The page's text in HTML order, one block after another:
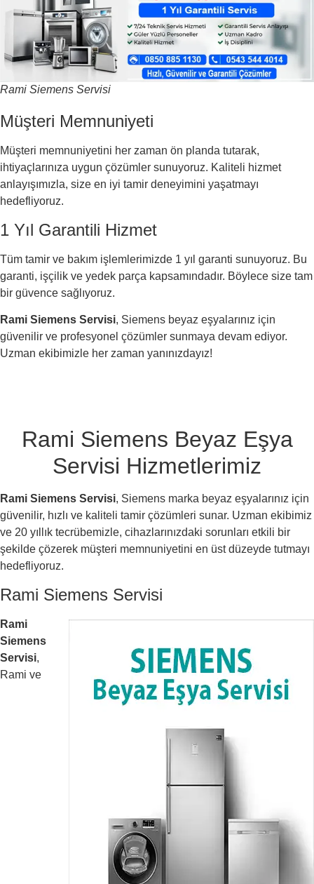
Rami Siemens Servisi
Müşteri Memnuniyeti
Müşteri memnuniyetini her zaman ön planda tutarak,
ihtiyaçlarınıza uygun çözümler sunuyoruz. Kaliteli hizmet
anlayışımızla, size en iyi tamir deneyimini yaşatmayı
hedefliyoruz.
1 Yıl Garantili Hizmet
Tüm tamir ve bakım işlemlerimizde 1 yıl garanti sunuyoruz. Bu
garanti, işçilik ve yedek parça kapsamındadır. Böylece size tam
bir güvence sağlıyoruz.
Rami Siemens Servisi, Siemens beyaz eşyalarınız için
güvenilir ve profesyonel çözümler sunmaya devam ediyor.
Uzman ekibimizle her zaman yanınızdayız!
Rami Siemens Beyaz Eşya
Servisi Hizmetlerimiz
Rami Siemens Servisi, Siemens marka beyaz eşyalarınız için
güvenilir, hızlı ve kaliteli tamir çözümleri sunar. Uzman ekibimiz
ve 20 yıllık tecrübemizle, cihazlarınızdaki sorunları etkili bir
şekilde çözerek müşteri memnuniyetini en üst düzeyde tutmayı
hedefliyoruz.
Rami Siemens Servisi
Rami
Siemens
Servisi,
Rami ve